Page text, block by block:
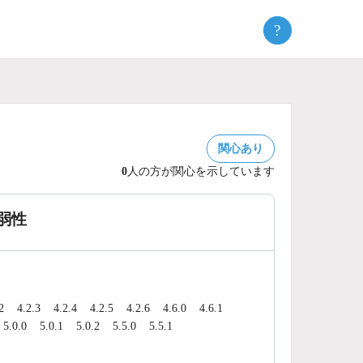
?
関心あり
0人の方が関心を示しています
性
4.2.3 4.2.4 4.2.5 4.2.6 4.6.0
4.6.1
5.0.0 5.0.1 5.0.2 5.5.0
5.5.1